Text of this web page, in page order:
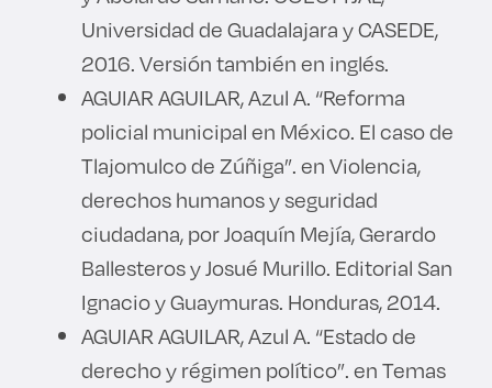
Universidad de Guadalajara y CASEDE,
2016. Versión también en inglés.
AGUIAR AGUILAR, Azul A. “Reforma
policial municipal en México. El caso de
Tlajomulco de Zúñiga”. en Violencia,
derechos humanos y seguridad
ciudadana, por Joaquín Mejía, Gerardo
Ballesteros y Josué Murillo. Editorial San
Ignacio y Guaymuras. Honduras, 2014.
AGUIAR AGUILAR, Azul A. “Estado de
derecho y régimen político”. en Temas